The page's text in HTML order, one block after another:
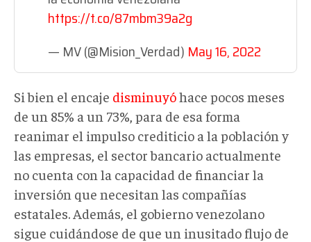
https://t.co/87mbm39a2g
— MV (@Mision_Verdad) May 16, 2022
Si bien el encaje disminuyóhace pocos meses
de un 85% a un 73%, para de esa forma
reanimar el impulso crediticio a la población y
las empresas, el sector bancario actualmente
no cuenta con la capacidad de financiar la
inversión que necesitan las compañías
estatales. Además, el gobierno venezolano
sigue cuidándose de que un inusitado flujo de